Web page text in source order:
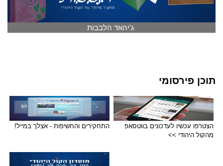
ג'יהאד הלבבות
תוכן פירסומי
הצטרפו עכשיו לעדכונים בווטסאפ
מהקול היהודי >>
התחקירים והחשיפות - אצלך במייל!